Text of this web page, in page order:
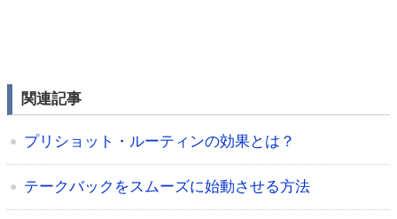
関連記事
プリショット・ルーティンの効果とは？
テークバックをスムーズに始動させる方法